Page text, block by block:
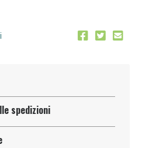
spedizioni
disponibile oggi!